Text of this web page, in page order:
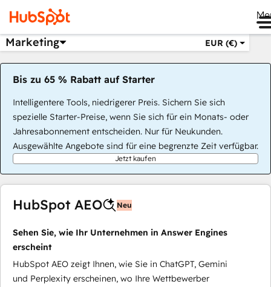
Marketing EUR (€)
Bis zu 65 % Rabatt auf Starter
Intelligentere Tools, niedrigerer Preis. Sichern Sie sich
spezielle Starter-Preise, wenn Sie sich für ein Monats- oder
Jahresabonnement entscheiden. Nur für Neukunden.
Ausgewählte Angebote sind für eine begrenzte Zeit verfügbar.
Jetzt kaufen
HubSpot AEO Neu
Sehen Sie, wie Ihr Unternehmen in Answer Engines
erscheint
HubSpot AEO zeigt Ihnen, wie Sie in ChatGPT, Gemini
und Perplexity erscheinen, wo Ihre Wettbewerber